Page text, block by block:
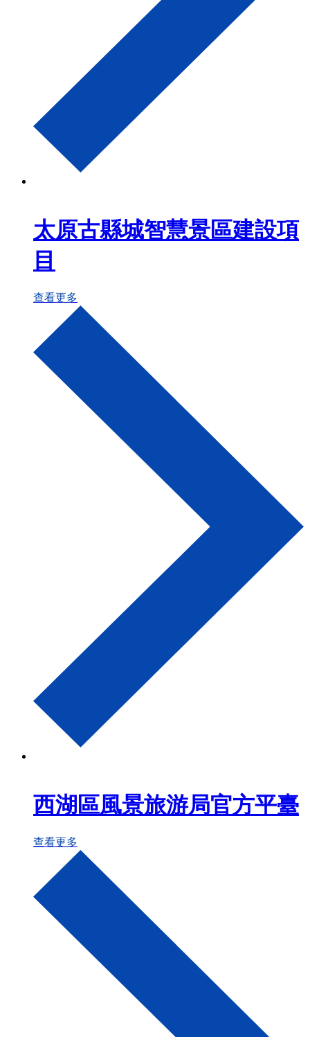
太原古縣城智慧景區建設項
目
查看更多
西湖區風景旅游局官方平臺
查看更多